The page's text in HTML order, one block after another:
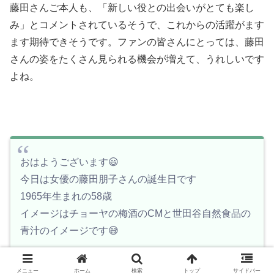
藤田さんご本人も、「新しい役との出会いがとても楽し
み」とコメントされているそうで、これからの活躍がます
ます期待できそうです。ファンの皆さんにとっては、藤田
さんの姿をたくさん見られる機会が増えて、うれしいです
よね。
おはようございます😃
今日は女優の藤田朋子さんの誕生日です
1965年生まれの58歳
イメージはチョーヤの梅酒のCMと世田谷自然食品の
青汁のイメージです😅
今日はリハビリデイの日です😊
メニュー ホーム 検索 トップ サイドバー